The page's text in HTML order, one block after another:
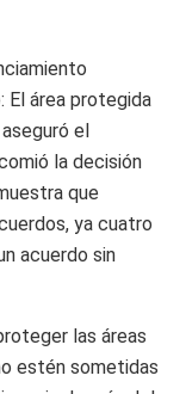
El área protegida
el
la decisión
que
ya cuatro
acuerdo sin
las áreas
estén sometidas